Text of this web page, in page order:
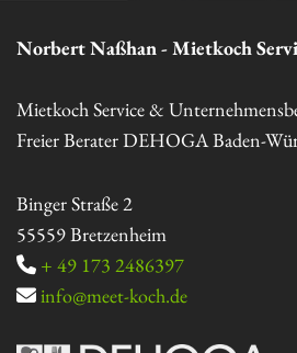
Norbert Naßhan - Mietkoch
Mietkoch Service &
Freier Berater DEHOGA Baden-
Binger Straße 2
55559 Bretzenheim
 + 49 173 2486397
 info@meet-koch.de